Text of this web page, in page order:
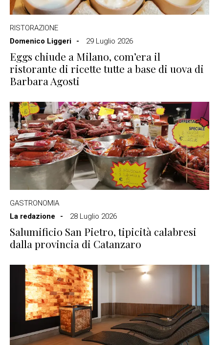
RISTORAZIONE
Domenico Liggeri
29 Luglio 2026
Eggs chiude a Milano, com’era il
ristorante di ricette tutte a base di uova di
Barbara Agosti
GASTRONOMIA
La redazione
28 Luglio 2026
Salumificio San Pietro, tipicità calabresi
dalla provincia di Catanzaro